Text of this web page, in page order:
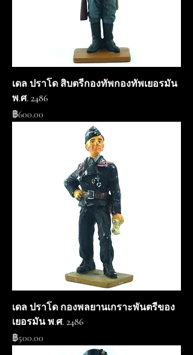
เดล ปราโด สิบตรีกองทัพกองทัพเยอรมัน
พ.ศ. 2486
ราคา
฿600.00
เดล ปราโด กองพลยานเกราะพันตรีของ
เยอรมัน พ.ศ. 2486
ราคา
฿500.00